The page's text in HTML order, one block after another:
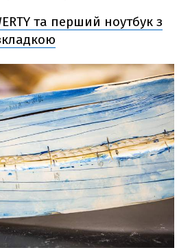
та перший ноутбук з